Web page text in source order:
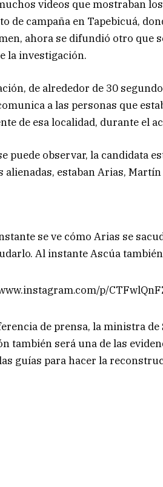
videos que mostraban
de campaña en Tapebicuá,
ahora se difundió otro que
la investigación.
de alrededor de 30
a las personas que
de esa localidad, durante el
puede observar, la candidata
alienadas, estaban Arias,
se ve cómo Arias se
Al instante Ascúa
p/
de prensa, la ministra
también será una de las
guías para hacer la